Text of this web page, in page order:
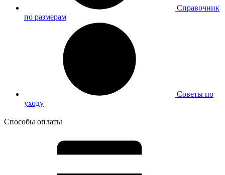
Справочник
по размерам
Советы по
уходу
Способы оплаты